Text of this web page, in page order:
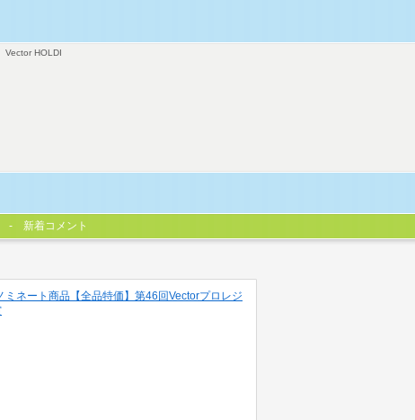
Vector HOLDI
新着コメント